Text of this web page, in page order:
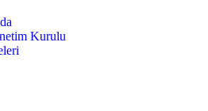
Kurulu